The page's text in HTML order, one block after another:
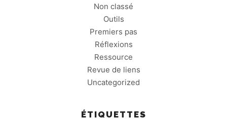
Non classé
Outils
Premiers pas
Réflexions
Ressource
Revue de liens
Uncategorized
ÉTIQUETTES